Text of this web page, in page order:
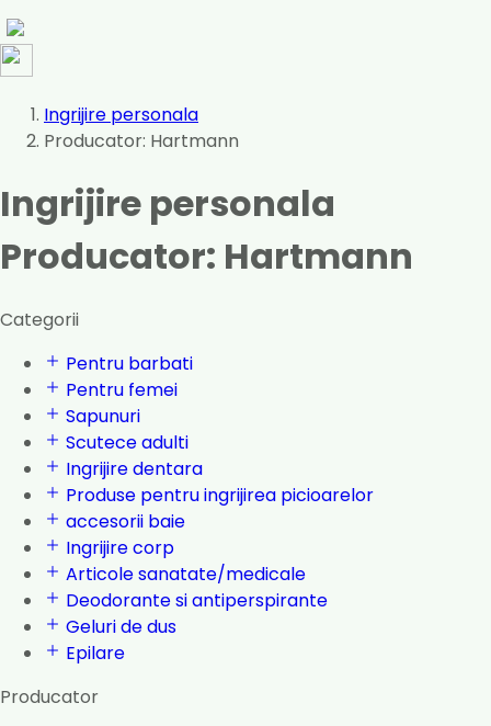
Ingrijire personala
Producator: Hartmann
Ingrijire personala
Producator: Hartmann
Categorii
Pentru barbati
Pentru femei
Sapunuri
Scutece adulti
Ingrijire dentara
Produse pentru ingrijirea picioarelor
accesorii baie
Ingrijire corp
Articole sanatate/medicale
Deodorante si antiperspirante
Geluri de dus
Epilare
Producator